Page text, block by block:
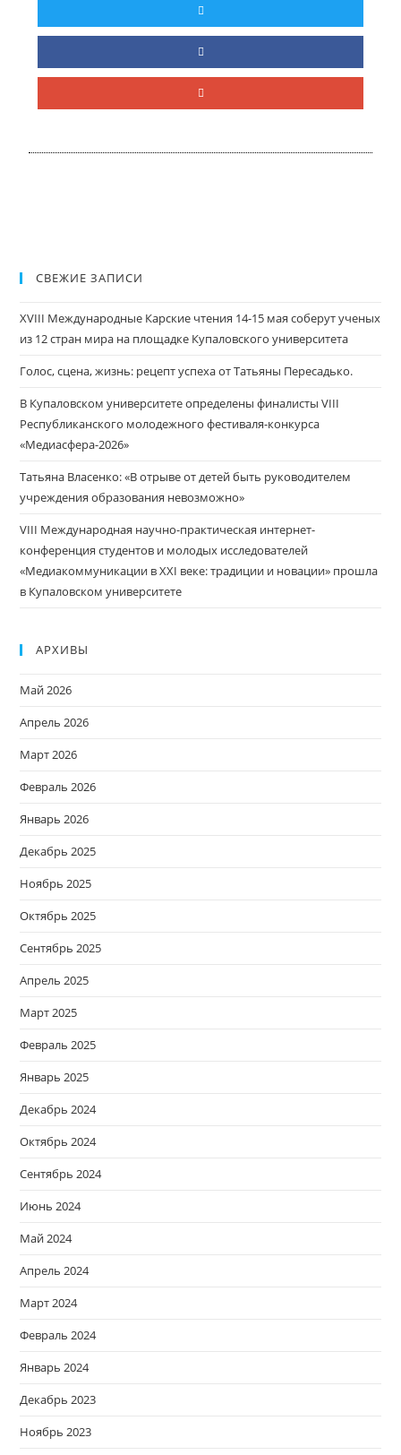
СВЕЖИЕ ЗАПИСИ
XVIII Международные Карские чтения 14-15 мая соберут ученых
из 12 стран мира на площадке Купаловского университета
Голос, сцена, жизнь: рецепт успеха от Татьяны Пересадько.
В Купаловском университете определены финалисты VIII
Республиканского молодежного фестиваля-конкурса
«Медиасфера-2026»
Татьяна Власенко: «В отрыве от детей быть руководителем
учреждения образования невозможно»
VIII Международная научно-практическая интернет-
конференция студентов и молодых исследователей
«Медиакоммуникации в XXI веке: традиции и новации» прошла
в Купаловском университете
АРХИВЫ
Май 2026
Апрель 2026
Март 2026
Февраль 2026
Январь 2026
Декабрь 2025
Ноябрь 2025
Октябрь 2025
Сентябрь 2025
Апрель 2025
Март 2025
Февраль 2025
Январь 2025
Декабрь 2024
Октябрь 2024
Сентябрь 2024
Июнь 2024
Май 2024
Апрель 2024
Март 2024
Февраль 2024
Январь 2024
Декабрь 2023
Ноябрь 2023